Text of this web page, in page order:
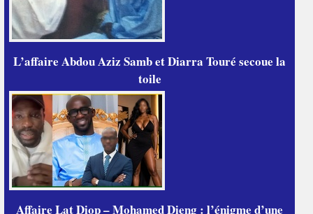
L’affaire Abdou Aziz Samb et Diarra Touré secoue la
toile
Affaire Lat Diop – Mohamed Dieng : l’énigme d’une